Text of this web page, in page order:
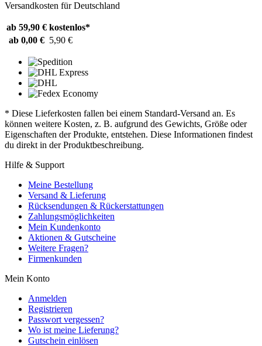
Versandkosten für Deutschland
ab 59,90 € kostenlos*
ab 0,00 € 5,90 €
* Diese Lieferkosten fallen bei einem Standard-Versand an. Es
können weitere Kosten, z. B. aufgrund des Gewichts, Größe oder
Eigenschaften der Produkte, entstehen. Diese Informationen findest
du direkt in der Produktbeschreibung.
Hilfe & Support
Meine Bestellung
Versand & Lieferung
Rücksendungen & Rückerstattungen
Zahlungsmöglichkeiten
Mein Kundenkonto
Aktionen & Gutscheine
Weitere Fragen?
Firmenkunden
Mein Konto
Anmelden
Registrieren
Passwort vergessen?
Wo ist meine Lieferung?
Gutschein einlösen